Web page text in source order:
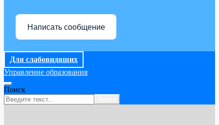
Написать сообщение
Для слабовидящих
Управление образования
Поиск